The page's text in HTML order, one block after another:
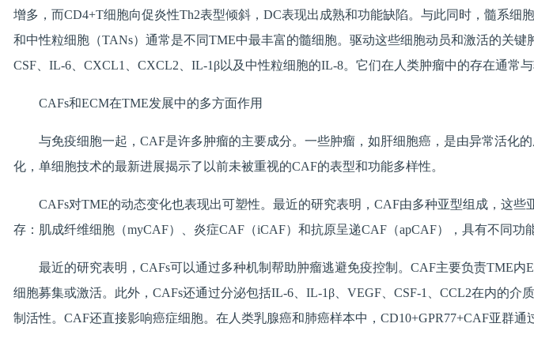
增多，而CD4+T细胞向促炎性Th2表型倾斜，DC表现出成熟和功能缺陷。与此同时，髓系
和中性粒细胞（TANs）通常是不同TME中最丰富的髓细胞。驱动这些细胞动员和激活的关
CSF、IL-6、CXCL1、CXCL2、IL-1β以及中性粒细胞的IL-8。它们在人类肿瘤中的存在通常
CAFs和ECM在TME发展中的多方面作用
与免疫细胞一起，CAF是许多肿瘤的主要成分。一些肿瘤，如肝细胞癌，是由异常活化
化，单细胞技术的最新进展揭示了以前未被重视的CAF的表型和功能多样性。
CAFs对TME的动态变化也表现出可塑性。最近的研究表明，CAF由多种亚型组成，这
存：肌成纤维细胞（myCAF）、炎症CAF（iCAF）和抗原呈递CAF（apCAF），具有不同
最近的研究表明，CAFs可以通过多种机制帮助肿瘤逃避免疫控制。CAF主要负责TME
细胞募集或激活。此外，CAFs还通过分泌包括IL-6、IL-1β、VEGF、CSF-1、CCL2在内的
制活性。CAF还直接影响癌症细胞。在人类乳腺癌和肺癌样本中，CD10+GPR77+CAF亚群